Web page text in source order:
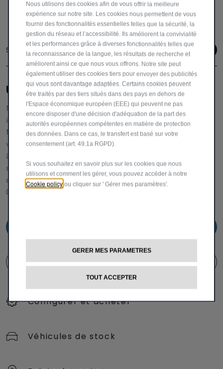
Suivez-nous
UNE ÉQUIPE DÉDIÉE POUR VOUS AIDER
Notre service clientèle vous fournira toutes les
informations et l'assistance dont vous avez besoin.
N'hésitez pas à demander des détails spécifiques sur nos
véhicules,
à nous faire part de vos réclamations ou de vos
suggestions pour améliorer notre service. 0 800 55 111 (
depuis la Belgique via gsm et fixe)
00 800 342 800 00 (depuis l'étranger via gsm et fixe )
FORMULAIRE DE CONTACT
Configurer et acheter
Véhicules de stock
Nous utilisons des cookies afin de vous offrir la meilleure
expérience sur notre site. Les cookies nous permettent de vous
fournir des fonctionnalités essentielles telles que la sécurité, la
gestion du réseau et l’accessibilité. Ils améliorent la convivialité
et les performances grâce à diverses fonctionnalités telles que
la reconnaissance de la langue, les résultats de recherche et
améliorent ainsi ce que nous vous offrons. Notre site peut
également utiliser des cookies tiers pour envoyer des publicités
qui vous sont davantage adaptées. Certains cookies peuvent
être traités par des tiers situés dans des pays en dehors de
l'Espace économique européen (EEE) qui peuvent ne pas
encore disposer d'une décision d'adéquation de la part des
autorités européennes compétentes en matière de protection
des données. Dans ce cas, le transfert est basé sur votre
consentement (art. 49.1a RGPD).
Si vous souhaitez en savoir plus sur les cookies que nous
utilisons et comment les gérer, vous pouvez accéder à notre
Cookie policy ou cliquer sur ' Gérer mes paramètres'.
GERER MES PARAMETRES
TOUT ACCEPTER